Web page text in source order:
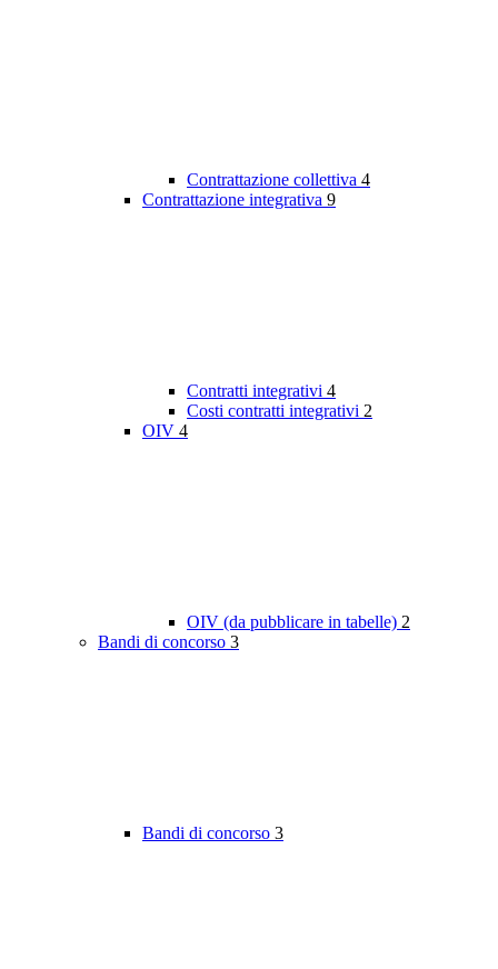
Contrattazione collettiva 4
Contrattazione integrativa 9
Contratti integrativi 4
Costi contratti integrativi 2
OIV 4
OIV (da pubblicare in tabelle) 2
Bandi di concorso 3
Bandi di concorso 3